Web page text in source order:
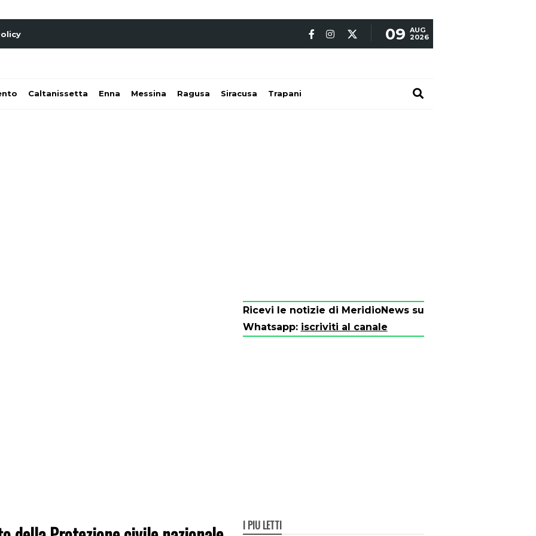
09 AUG
2026
Caltanissetta Enna Messina Ragusa Siracusa Trapani
Ricevi le notizie di MeridioNews su
Whatsapp: iscriviti al canale
I PIÙ LETTI